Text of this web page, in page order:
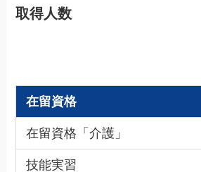
取得人数
在留資格
在留資格「介護」
技能実習